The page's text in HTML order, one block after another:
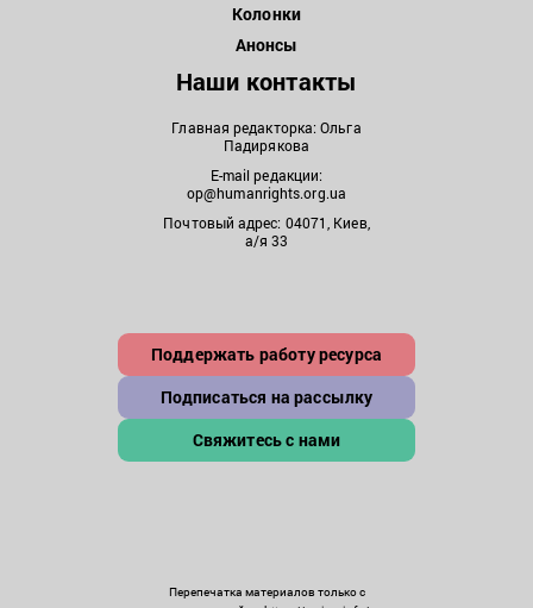
Колонки
Анонсы
Наши контакты
Главная редакторка: Ольга
Падирякова
E-mail редакции:
op@humanrights.org.ua
Почтовый адрес: 04071, Киев,
а/я 33
Поддержать работу ресурса
Подписаться на рассылку
Свяжитесь с нами
Перепечатка материалов только с